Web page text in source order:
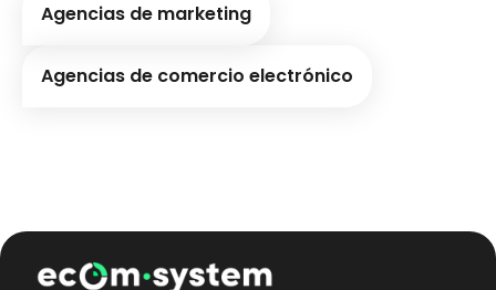
Agencias de marketing
Agencias de comercio electrónico